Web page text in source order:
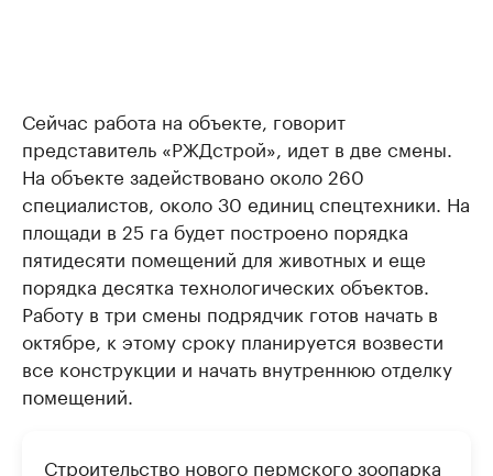
Сейчас работа на объекте, говорит
представитель «РЖДстрой», идет в две смены.
На объекте задействовано около 260
специалистов, около 30 единиц спецтехники. На
площади в 25 га будет построено порядка
пятидесяти помещений для животных и еще
порядка десятка технологических объектов.
Работу в три смены подрядчик готов начать в
октябре, к этому сроку планируется возвести
все конструкции и начать внутреннюю отделку
помещений.
Строительство нового пермского зоопарка